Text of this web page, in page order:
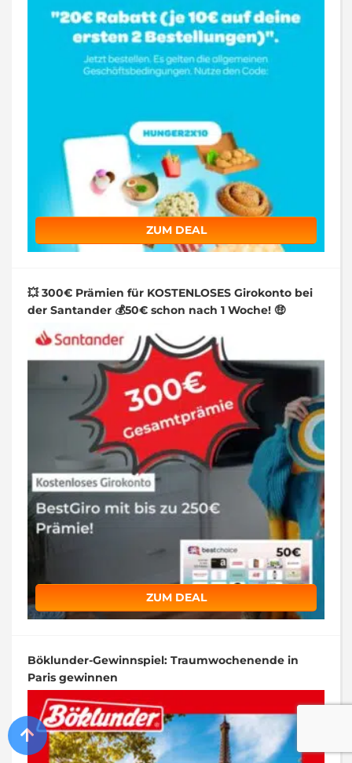
ZUM DEAL
💥 300€ Prämien für KOSTENLOSES Girokonto bei
der Santander 💰50€ schon nach 1 Woche! 🤑
ZUM DEAL
Böklunder-Gewinnspiel: Traumwochenende in
Paris gewinnen